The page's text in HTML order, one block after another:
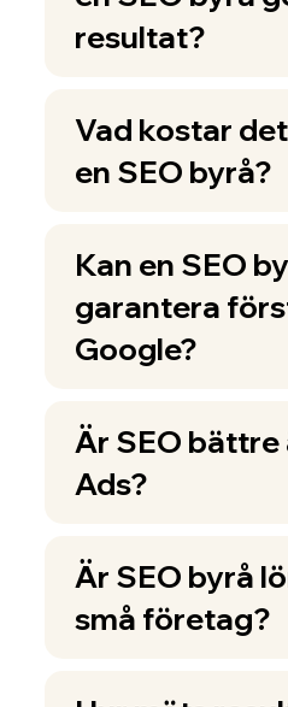
resultat?
Vad kostar
en SEO byrå?
Kan en SEO
garantera
Google?
Är SEO bättre
Ads?
Är SEO byrå
små företag?